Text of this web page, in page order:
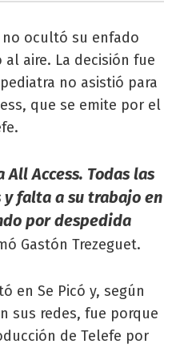
ocultó su enfado
aire. La decisión fue
no asistió para
que se emite por el
Access. Todas las
y falta a su trabajo en
por despedida
Gastón Trezeguet.
en Se Picó y, según
sus redes, fue porque
de Telefe por